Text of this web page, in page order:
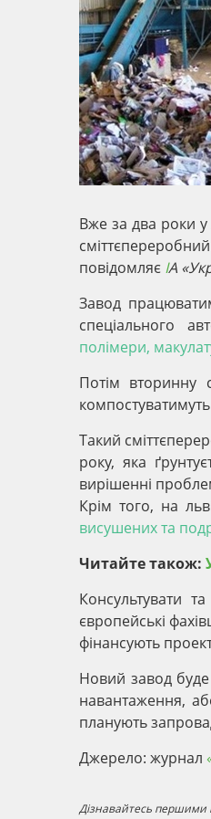
Вже за два роки у
повідомляє ІА
Завод
спеціального
полімери,
Потім вторинну
Такий
року, яка
вирішенні
Крім того, на
висушених та
Читайте також:
Консультувати
європейські
фінансують
Новий завод буде
навантаження,
планують
Джерело: журнал
Дізнавайтесь першими